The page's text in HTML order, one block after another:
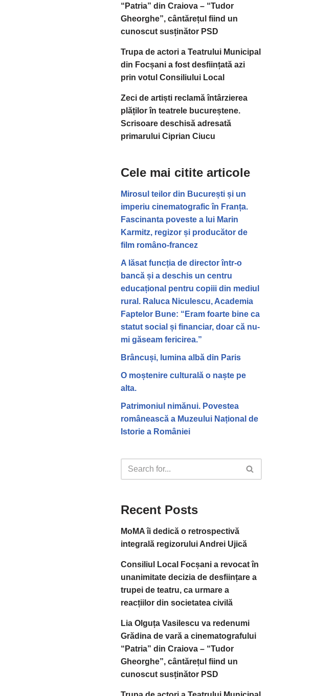
“Patria” din Craiova – “Tudor
Gheorghe”, cântărețul fiind un
cunoscut susținător PSD
Trupa de actori a Teatrului Municipal
din Focșani a fost desființată azi
prin votul Consiliului Local
Zeci de artiști reclamă întârzierea
plăților în teatrele bucureștene.
Scrisoare deschisă adresată
primarului Ciprian Ciucu
Cele mai citite articole
Mirosul teilor din București și un
imperiu cinematografic în Franța.
Fascinanta poveste a lui Marin
Karmitz, regizor și producător de
film româno-francez
A lăsat funcția de director într-o
bancă și a deschis un centru
educațional pentru copiii din mediul
rural. Raluca Niculescu, Academia
Faptelor Bune: “Eram foarte bine ca
statut social și financiar, doar că nu-
mi găseam fericirea.”
Brâncuși, lumina albă din Paris
O moștenire culturală o naște pe
alta.
Patrimoniul nimănui. Povestea
românească a Muzeului Național de
Istorie a României
Recent Posts
MoMA îi dedică o retrospectivă
integrală regizorului Andrei Ujică
Consiliul Local Focșani a revocat în
unanimitate decizia de desființare a
trupei de teatru, ca urmare a
reacțiilor din societatea civilă
Lia Olguța Vasilescu va redenumi
Grădina de vară a cinematografului
“Patria” din Craiova – “Tudor
Gheorghe”, cântărețul fiind un
cunoscut susținător PSD